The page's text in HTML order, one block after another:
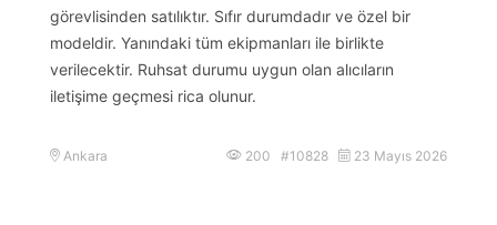
görevlisinden satılıktır. Sıfır durumdadır ve özel bir
modeldir. Yanındaki tüm ekipmanları ile birlikte
verilecektir. Ruhsat durumu uygun olan alıcıların
iletişime geçmesi rica olunur.
Ankara 200 #10828 23 Mayıs 2026